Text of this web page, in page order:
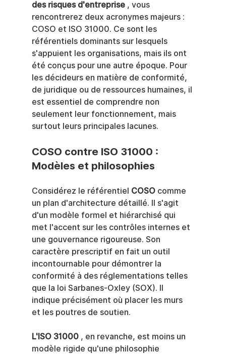
des risques d'entreprise , vous
rencontrerez deux acronymes majeurs :
COSO et ISO 31000. Ce sont les
référentiels dominants sur lesquels
s'appuient les organisations, mais ils ont
été conçus pour une autre époque. Pour
les décideurs en matière de conformité,
de juridique ou de ressources humaines, il
est essentiel de comprendre non
seulement leur fonctionnement, mais
surtout leurs principales lacunes.
COSO contre ISO 31000 :
Modèles et philosophies
Considérez le référentiel COSO comme
un plan d'architecture détaillé. Il s'agit
d'un modèle formel et hiérarchisé qui
met l'accent sur les contrôles internes et
une gouvernance rigoureuse. Son
caractère prescriptif en fait un outil
incontournable pour démontrer la
conformité à des réglementations telles
que la loi Sarbanes-Oxley (SOX). Il
indique précisément où placer les murs
et les poutres de soutien.
L'ISO 31000 , en revanche, est moins un
modèle rigide qu'une philosophie